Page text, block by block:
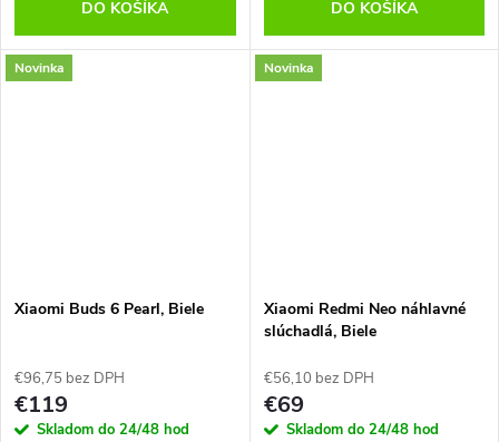
DO KOŠÍKA DO KOŠÍKA
Novinka
Xiaomi Buds 6 Pearl, Biele
€96,75 bez DPH
€119
Skladom do 24/48 hod
Novinka
Xiaomi Redmi Neo náhlavné
slúchadlá, Biele
€56,10 bez DPH
€69
Skladom do 24/48 hod